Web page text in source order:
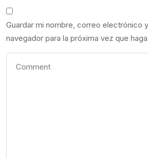
Guardar mi nombre, correo electrónico
navegador para la próxima vez que